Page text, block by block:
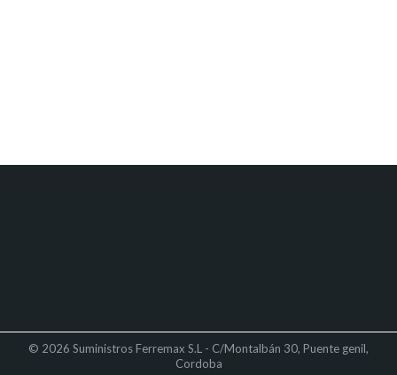
© 2026 Suministros Ferremax S.L - C/Montalbán 30, Puente genil,
Cordoba